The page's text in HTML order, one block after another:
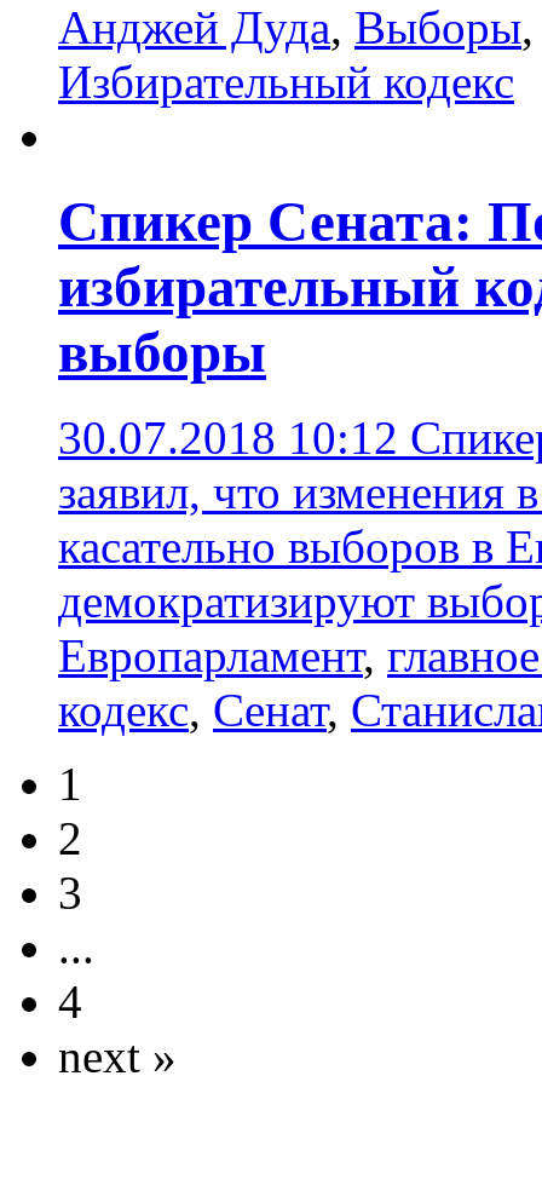
Анджей Дуда, Выборы
Избирательный кодекс
Спикер Сената:
избирательный
выборы
30.07.2018 10:12
заявил, что изменения
касательно выборов в
демократизируют
Европарламент,
кодекс, Сенат,
1
2
3
...
4
next »